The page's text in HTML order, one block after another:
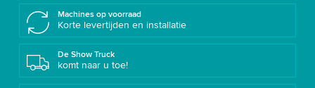
Machines op voorraad
Korte levertijden en installatie
De Show Truck
komt naar u toe!